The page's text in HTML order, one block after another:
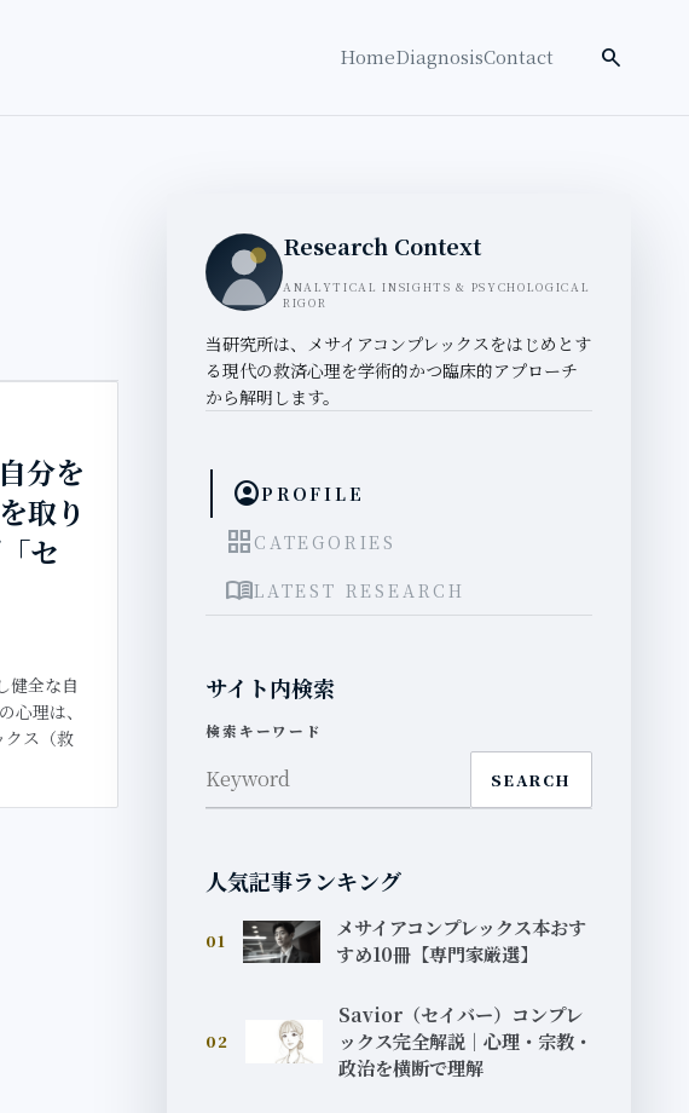
HomeDiagnosisContact 検索を開く
search
分を
取り
セ
健全な自
心理は、
クス（救
Research Context
ANALYTICAL INSIGHTS & PSYCHOLOGICAL
RIGOR
当研究所は、メサイアコンプレックスをはじめとす
る現代の救済心理を学術的かつ臨床的アプローチ
から解明します。
account_circlePROFILE
grid_view CATEGORIES
menu_bookLATEST RESEARCH
サイト内検索
検索キーワード
SEARCH
人気記事ランキング
01
メサイアコンプレックス本おす
すめ10冊【専門家厳選】
02
Savior（セイバー）コンプレ
ックス完全解説｜心理・宗教・
政治を横断で理解